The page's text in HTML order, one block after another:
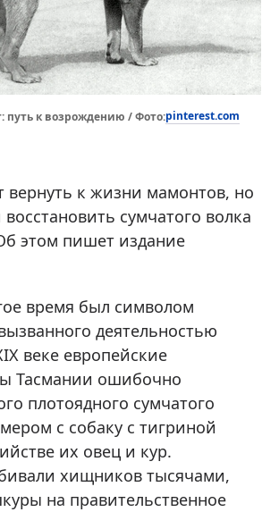
путь к возрождению / Фото:pinterest.com
вернуть к жизни мамонтов, но
сумчатого волка
этом пишет издание
время был символом
деятельностью
веке европейские
Тасмании ошибочно
плотоядного сумчатого
с собаку с тигриной
их овец и кур.
хищников тысячами,
на правительственное